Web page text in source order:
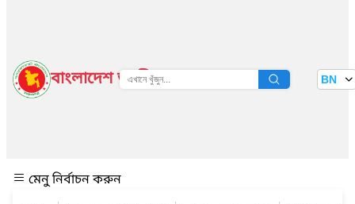
বাংলাদেশ জাতীয় তথ্য বাতায়ন BN
মেনু নির্বাচন করুন